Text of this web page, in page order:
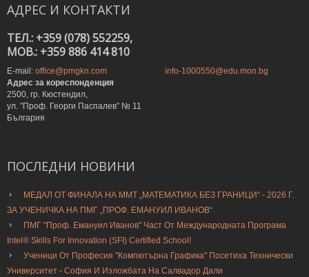
АДРЕС И КОНТАКТИ
ТЕЛ.: +359 (078) 552259,
MOB.: +359 886 414 810
E-mail: office@pmgkn.com
info-1000550@edu.mon.bg
Адрес за кореспонденция
2500, гр. Кюстендил,
ул. ”Проф. Георги Паспалев” № 11
България
ПОСЛЕДНИ НОВИНИ
МЕДАЛ ОТ ФИНАЛА НА ММТ „МАТЕМАТИКА БЕЗ ГРАНИЦИ“ - 2026 Г.
ЗА УЧЕНИЧКА НА ПМГ „ПРОФ. ЕМАНУИЛ ИВАНОВ“
ПМГ "Проф. Емануил Иванов" Част От Международната Програма
Intel® Skills For Innovation (SFI) Certified School!
Ученици От Професия "Компютърна Графика" Посетиха Технически
Университет - София И Изложбата На Салвадор Дали